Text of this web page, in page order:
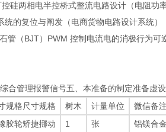
硅两相电半控桥式整流电路设计（电阻
的复位与阐发（电商货物电路设计系统
（BJT）PWM 控制电流电的消极行为
管理报警信号五、本准备的制定准备虚设
规格尺寸规格 树木 计量单位
微信备
胶轮矫捷挪动 1 张 铝镁合